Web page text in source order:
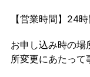
【営業時間】24
お申し込み時の場
所変更にあたって